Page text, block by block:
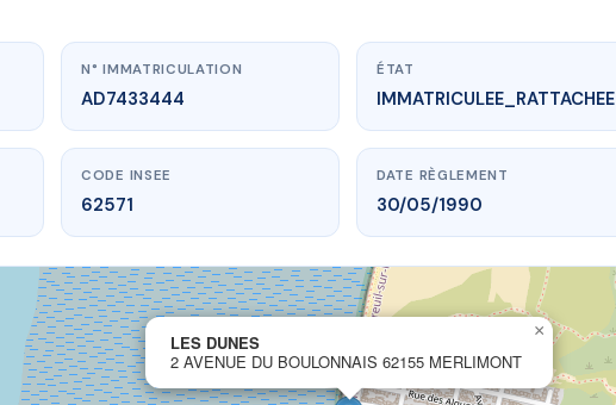
www.vme.plus/AD7433444
LES DUNES
2 av du boulonnais62155 MERLIMONT
N° IMMATRICULATION
AD7433444
ÉTAT
IMMATRICULEE_RATTACHEE
CODE INSEE
62571
DATE RÈGLEMENT
30/05/1990
LES DUNES
2 AVENUE DU BOULONNAIS 62155 MERLIMONT
×